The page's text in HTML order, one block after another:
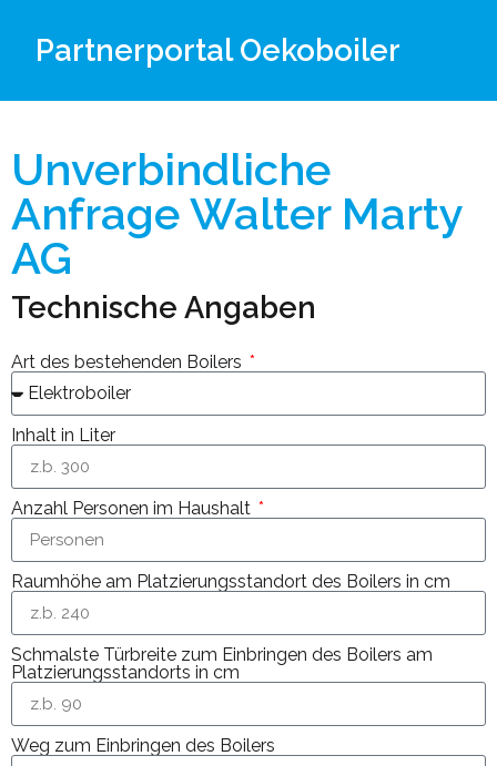
Partnerportal Oekoboiler
Unverbindliche
Anfrage Walter Marty
AG
Technische Angaben
Art des bestehenden Boilers
Inhalt in Liter
Anzahl Personen im Haushalt
Raumhöhe am Platzierungsstandort des Boilers in cm
Schmalste Türbreite zum Einbringen des Boilers am
Platzierungsstandorts in cm
Weg zum Einbringen des Boilers